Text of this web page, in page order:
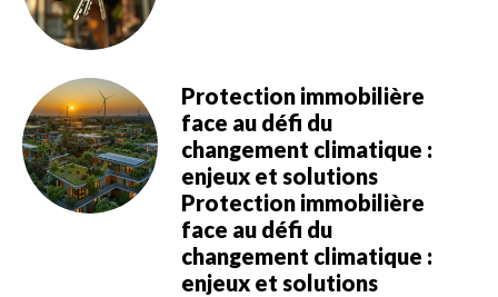
Protection immobilière
face au défi du
changement climatique :
enjeux et solutions
Protection immobilière
face au défi du
changement climatique :
enjeux et solutions